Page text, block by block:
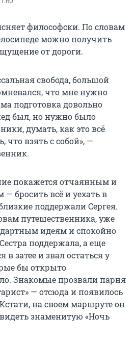
философски. По словам
можно получить
от дороги.
свобода, большой
что мне нужно
подготовка довольно
был, но нужно было
думать, как это всё
что взять с собой», —
покажется отчаянным и
бросить всё и уехать в
поддержали Сергея.
путешественника, уже
идеям и спокойно
поддержала, а еще
в затее и звал остаться у
бы открыто
Знакомые прозвали парня
— отсюда и появилось
на своем маршруте он
знаменитую «Ночь